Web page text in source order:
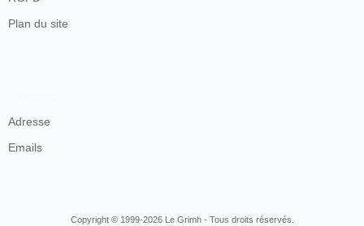
Plan du site
Adresse
Emails
Copyright © 1999-2026 Le Grimh - Tous droits réservés.